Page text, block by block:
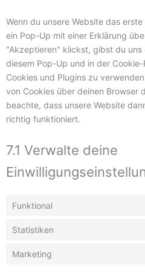
Wenn du unsere Website das
ein Pop-Up mit einer Erklärung
"Akzeptieren" klickst, gibst du uns
diesem Pop-Up und in der
Cookies und Plugins zu
von Cookies über deinen Browser
beachte, dass unsere Website
richtig funktioniert.
7.1 Verwalte deine
Funktional
Statistiken
Marketing